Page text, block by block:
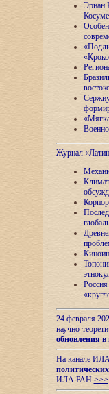
Эрнан
Журнал
24 февраля
научно-
обновления в
На канале
ИЛА РАН >>>